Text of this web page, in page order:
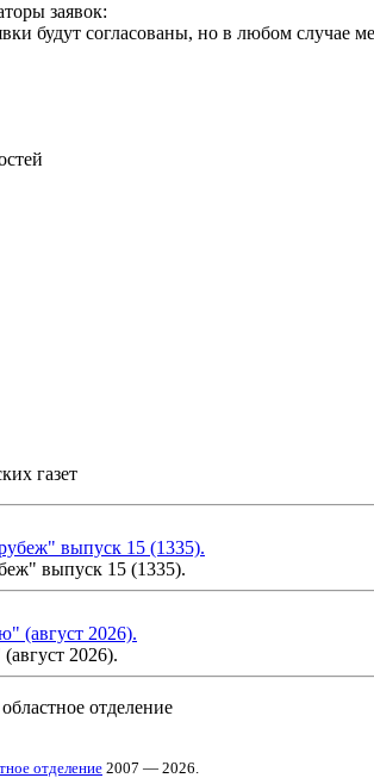
заявок:
будут согласованы, но в любом
газет
выпуск 15 (1335).
2026).
отделение
отделение 2007 — 2026.